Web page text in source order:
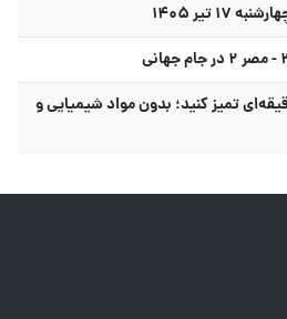
تیر ۱۴۰۵
را با این ترفند ۵ دقیقه‌ای تمیز کنید؛ بدون مواد شیمیایی و